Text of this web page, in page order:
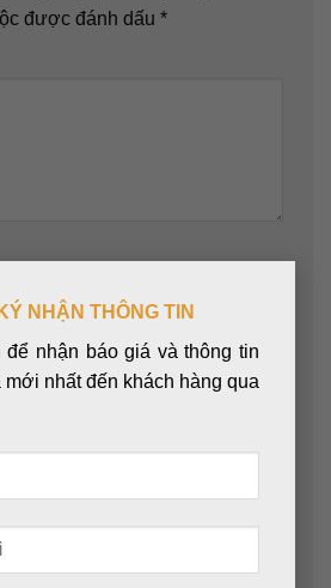
NHẬN THÔNG TIN
nhận báo giá và thông tin
mới nhất đến khách hàng qua
được đánh dấu *